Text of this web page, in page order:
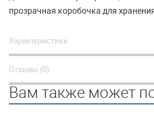
прозрачная коробочка для
Характеристики
Отзывы (0)
Вам также может